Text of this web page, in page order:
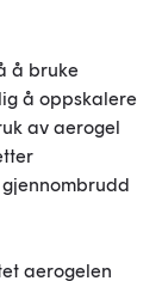
å bruke
å oppskalere
av aerogel
aerogelen